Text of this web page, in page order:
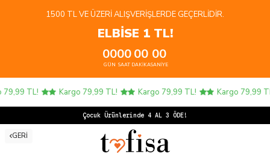
1500 TL VE ÜZERI ALIŞVERIŞLERDE GEÇERLIDIR.
ELBİSE 1 TL!
00
GÜN
00
SAAT
00
DAKIKA
00
SANIYE
TL! Kargo 79,99 TL! Kargo 79,99 TL! Kargo 79,99 TL!
Çocuk Ürünlerinde 4 AL 3 ÖDE!
GERI